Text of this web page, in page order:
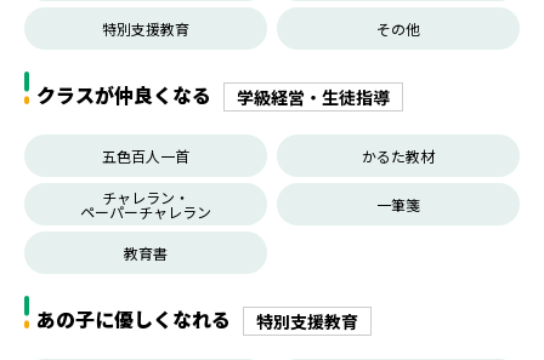
特別支援教育 その他
クラスが仲良くなる 学級経営・生徒指導
五色百人一首
かるた教材
チャレラン・
ペーパーチャレラン 一筆箋
教育書
あの子に優しくなれる 特別支援教育